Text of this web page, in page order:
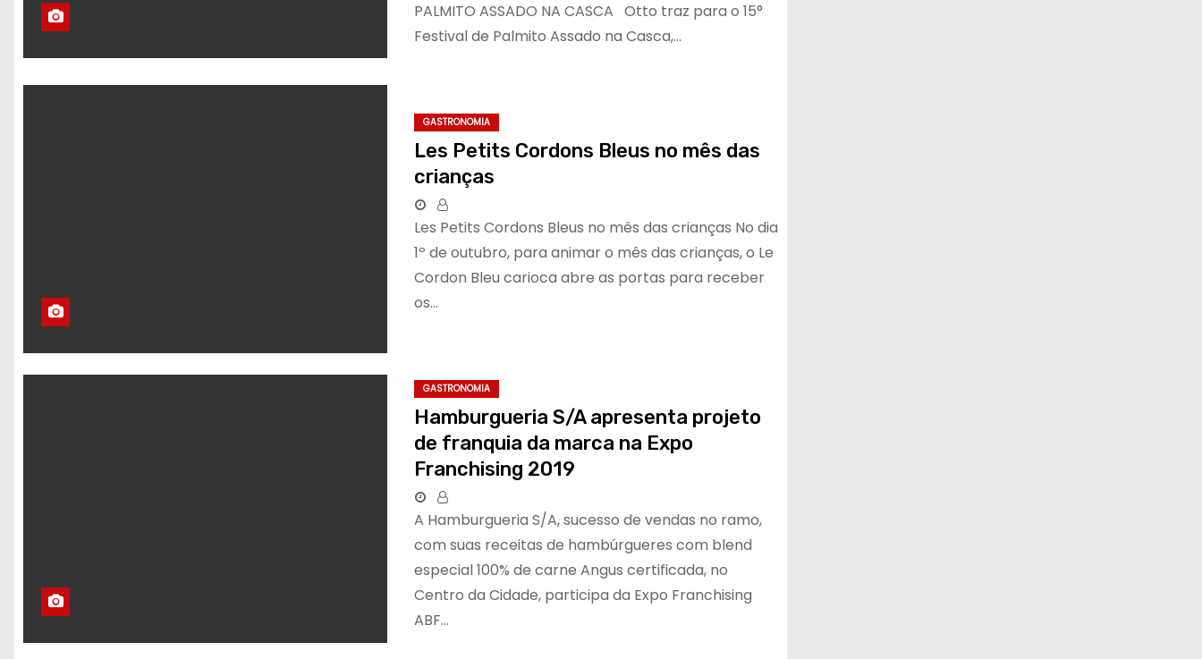
PALMITO ASSADO NA CASCA Otto traz para o 15°
Festival de Palmito Assado na Casca,…
GASTRONOMIA
Les Petits Cordons Bleus no mês das
crianças
Les Petits Cordons Bleus no mês das crianças No dia
1º de outubro, para animar o mês das crianças, o Le
Cordon Bleu carioca abre as portas para receber
os…
GASTRONOMIA
Hamburgueria S/A apresenta projeto
de franquia da marca na Expo
Franchising 2019
A Hamburgueria S/A, sucesso de vendas no ramo,
com suas receitas de hambúrgueres com blend
especial 100% de carne Angus certificada, no
Centro da Cidade, participa da Expo Franchising
ABF…